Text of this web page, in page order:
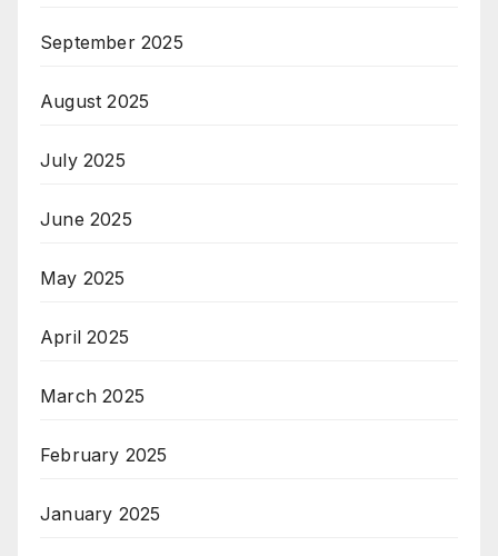
September 2025
August 2025
July 2025
June 2025
May 2025
April 2025
March 2025
February 2025
January 2025